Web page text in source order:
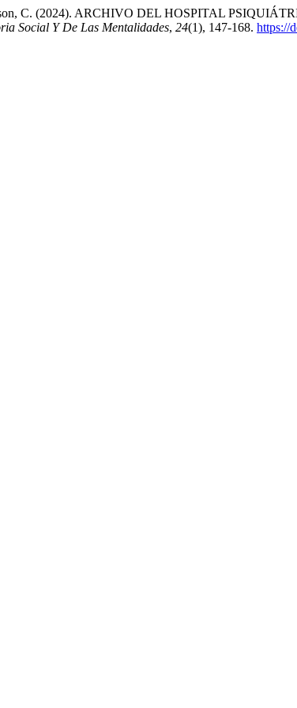
C. (2024). ARCHIVO DEL HOSPITAL
Social Y De Las Mentalidades, 24(1), 147-168. https://